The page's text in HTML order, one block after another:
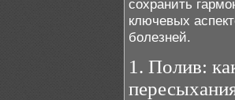
сохранить
ключевых
болезней.
1. Полив: